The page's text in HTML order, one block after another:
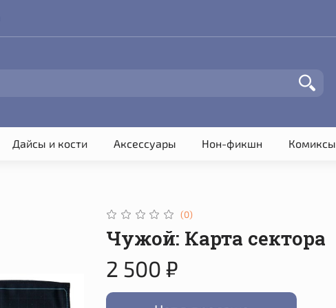
Дайсы и кости Аксессуары Нон-фикшн Комиксы
(0)
Чужой: Карта сектора
2 500 ₽